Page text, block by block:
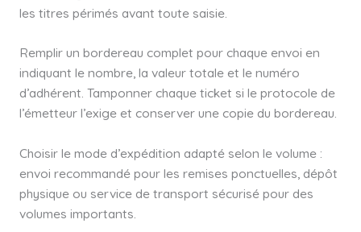
les titres périmés avant toute saisie.
Remplir un bordereau complet pour chaque envoi en
indiquant le nombre, la valeur totale et le numéro
d’adhérent. Tamponner chaque ticket si le protocole de
l’émetteur l’exige et conserver une copie du bordereau.
Choisir le mode d’expédition adapté selon le volume :
envoi recommandé pour les remises ponctuelles, dépôt
physique ou service de transport sécurisé pour des
volumes importants.